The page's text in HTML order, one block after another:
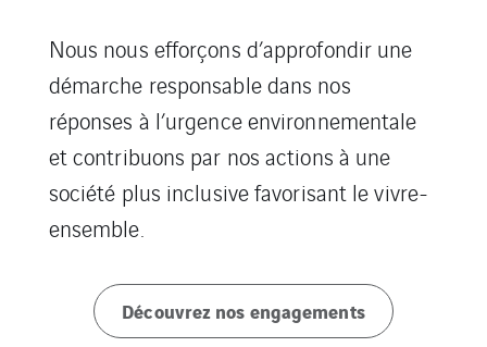
Nous nous efforçons d’approfondir une
démarche responsable dans nos
réponses à l’urgence environnementale
et contribuons par nos actions à une
société plus inclusive favorisant le vivre-
ensemble.
Découvrez nos engagements